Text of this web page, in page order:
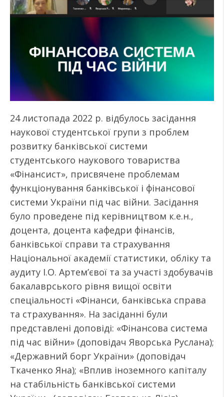
24 листопада 2022 р. відбулось засідання
наукової студентської групи з проблем
розвитку банківської системи
студентського наукового товариства
«Фінансист», присвячене проблемам
функціонування банківської і фінансової
системи України під час війни. Засідання
було проведене під керівництвом к.е.н.,
доцента, доцента кафедри фінансів,
банківської справи та страхування
Національної академії статистики, обліку та
аудиту І.О. Артем’євої та за участі здобувачів
бакалаврського рівня вищої освіти
спеціальності «Фінанси, банківська справа
та страхування». На засіданні були
представлені доповіді: «Фінансова система
під час війни» (доповідач Яворська Руслана);
«Державний борг України» (доповідач
Ткаченко Яна); «Вплив іноземного капіталу
на стабільність банківської системи